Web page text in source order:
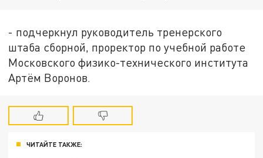
- подчеркнул руководитель тренерского
штаба сборной, проректор по учебной работе
Московского физико-технического института
Артём Воронов.
ЧИТАЙТЕ ТАКЖЕ: